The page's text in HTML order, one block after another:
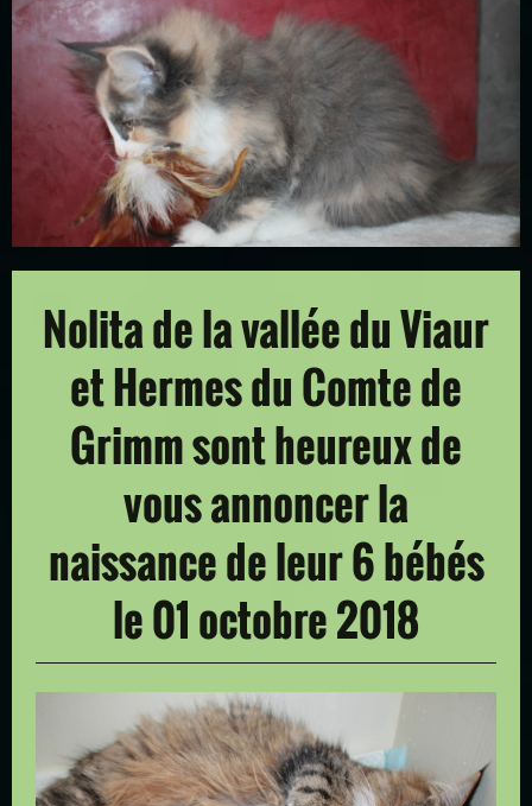
Nolita de la vallée du Viaur
et Hermes du Comte de
Grimm sont heureux de
vous annoncer la
naissance de leur 6 bébés
le 01 octobre 2018